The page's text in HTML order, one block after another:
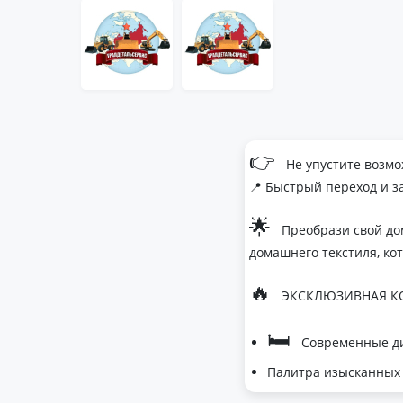
👉
Не упустите
📍 Быстрый переход и
🌟
Преобрази свой
домашнего текстиля,
🔥 ЭКСКЛЮЗИВНАЯ
🛏
Современные
Палитра изысканных